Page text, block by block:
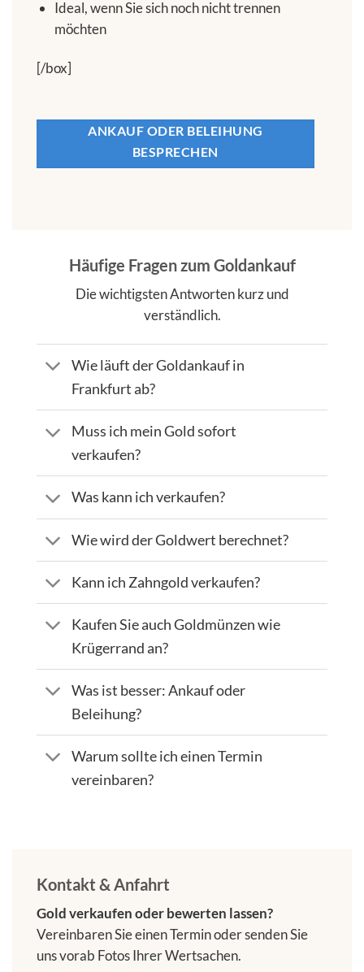
Ideal, wenn Sie sich noch nicht trennen
möchten
[/box]
ANKAUF ODER BELEIHUNG
BESPRECHEN
Häufige Fragen zum Goldankauf
Die wichtigsten Antworten kurz und
verständlich.
Wie läuft der Goldankauf in
Frankfurt ab?
Muss ich mein Gold sofort
verkaufen?
Was kann ich verkaufen?
Wie wird der Goldwert berechnet?
Kann ich Zahngold verkaufen?
Kaufen Sie auch Goldmünzen wie
Krügerrand an?
Was ist besser: Ankauf oder
Beleihung?
Warum sollte ich einen Termin
vereinbaren?
Kontakt & Anfahrt
Gold verkaufen oder bewerten lassen?
Vereinbaren Sie einen Termin oder senden Sie
uns vorab Fotos Ihrer Wertsachen.